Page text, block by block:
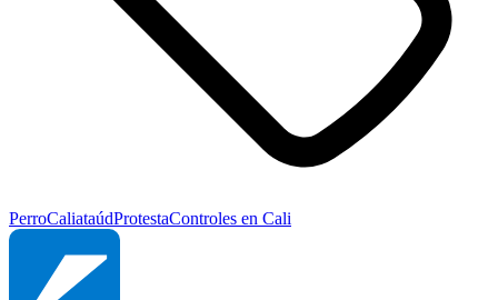
PerroCaliataúdProtestaControles en Cali